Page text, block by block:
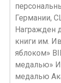
Германии,
Награжден
книги им.
яблоком»
медалью»
медалью